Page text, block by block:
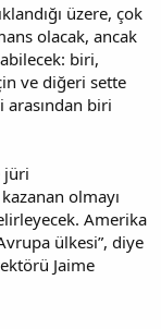
üzere, çok
olacak, ancak
biri,
ve diğeri sette
arasından biri
jüri
olmayı
Amerika
ülkesi”, diye
Jaime